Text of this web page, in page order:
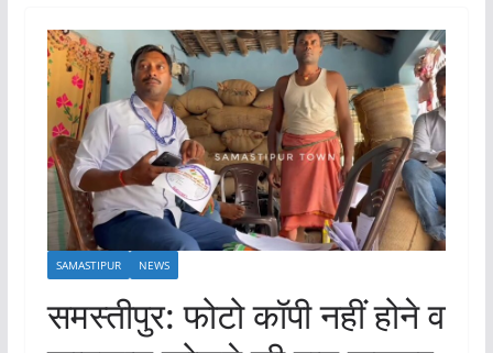
SAMASTIPUR NEWS
समस्तीपुर: फोटो कॉपी नहीं होने व